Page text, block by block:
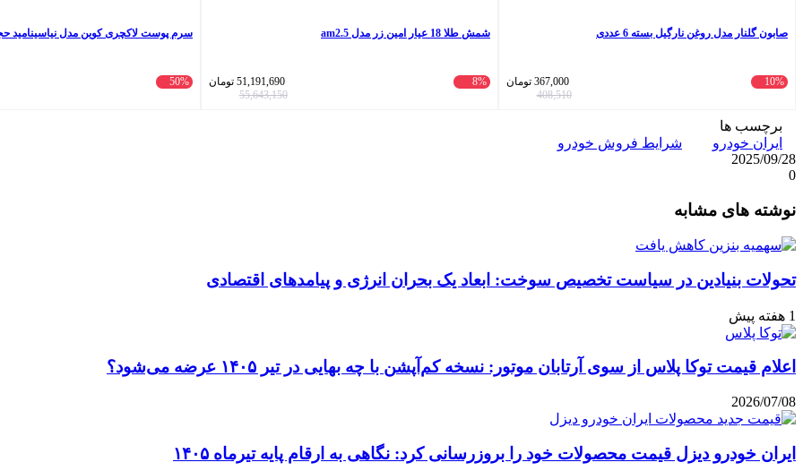
صابون گلنار مدل روغن نارگیل بسته 6 عددی
10%
367,000 تومان
408,510
شمش طلا 18 عیار امین زر مدل am2.5
8%
51,191,690 تومان
55,643,150
سرم پوست لاکچری کوین مدل نیاسینامید حجم 30 میلی
50%
برچسب ها
ایران خودرو
شرایط فروش خودرو
2025/09/28
0
آپ
گذاری
ایمیل
نوشته های مشابه
تحولات بنیادین در سیاست تخصیص سوخت: ابعاد یک بحران انرژی و پیامدهای اقتصادی
1 هفته پیش
اعلام قیمت توکا پلاس از سوی آرتابان موتور: نسخه کم‌آپشن با چه بهایی در تیر ۱۴۰۵ عرضه می‌شود؟
2026/07/08
ایران خودرو دیزل قیمت محصولات خود را بروزرسانی کرد: نگاهی به ارقام پایه تیرماه ۱۴۰۵